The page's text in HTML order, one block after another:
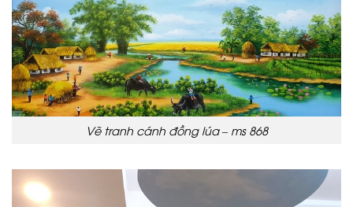
Vẽ tranh cánh đồng lúa – ms 868